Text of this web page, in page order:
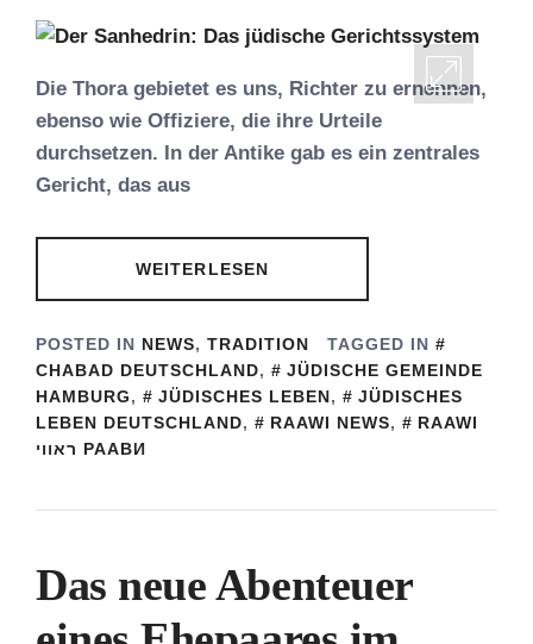
Die Thora gebietet es uns, Richter zu ernennen,
ebenso wie Offiziere, die ihre Urteile
durchsetzen. In der Antike gab es ein zentrales
Gericht, das aus
WEITERLESEN
POSTED IN NEWS, TRADITION
TAGGED IN
CHABAD DEUTSCHLAND,
JÜDISCHE GEMEINDE
HAMBURG, JÜDISCHES LEBEN,
JÜDISCHES
LEBEN DEUTSCHLAND, RAAWI NEWS,
RAAWI
ראווי РААВИ
Das neue Abenteuer